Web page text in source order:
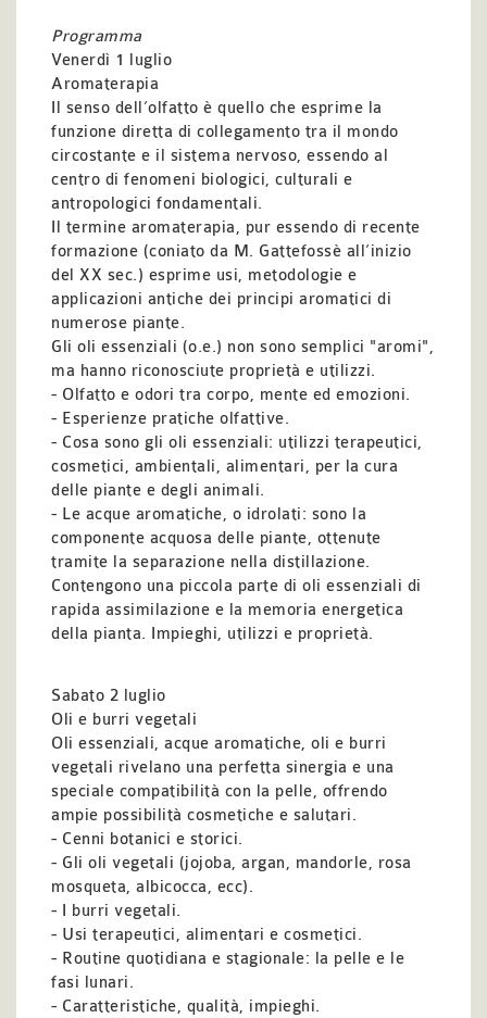
Programma
Venerdì 1 luglio
Aromaterapia
Il senso dell’olfatto è quello che esprime la
funzione diretta di collegamento tra il mondo
circostante e il sistema nervoso, essendo al
centro di fenomeni biologici, culturali e
antropologici fondamentali.
Il termine aromaterapia, pur essendo di recente
formazione (coniato da M. Gattefossè all’inizio
del XX sec.) esprime usi, metodologie e
applicazioni antiche dei principi aromatici di
numerose piante.
Gli oli essenziali (o.e.) non sono semplici "aromi",
ma hanno riconosciute proprietà e utilizzi.
- Olfatto e odori tra corpo, mente ed emozioni.
- Esperienze pratiche olfattive.
- Cosa sono gli oli essenziali: utilizzi terapeutici,
cosmetici, ambientali, alimentari, per la cura
delle piante e degli animali.
- Le acque aromatiche, o idrolati: sono la
componente acquosa delle piante, ottenute
tramite la separazione nella distillazione.
Contengono una piccola parte di oli essenziali di
rapida assimilazione e la memoria energetica
della pianta. Impieghi, utilizzi e proprietà.
Sabato 2 luglio
Oli e burri vegetali
Oli essenziali, acque aromatiche, oli e burri
vegetali rivelano una perfetta sinergia e una
speciale compatibilità con la pelle, offrendo
ampie possibilità cosmetiche e salutari.
- Cenni botanici e storici.
- Gli oli vegetali (jojoba, argan, mandorle, rosa
mosqueta, albicocca, ecc).
- I burri vegetali.
- Usi terapeutici, alimentari e cosmetici.
- Routine quotidiana e stagionale: la pelle e le
fasi lunari.
- Caratteristiche, qualità, impieghi.